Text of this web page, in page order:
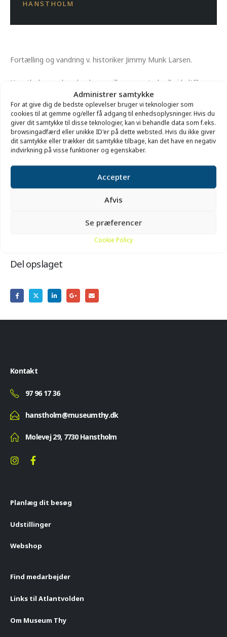
Administrer samtykke
For at give dig de bedste oplevelser bruger vi teknologier som
cookies til at gemme og/eller få adgang til enhedsoplysninger. Hvis du
giver dit samtykke til disse teknologier, kan vi behandle data som f.eks.
browsingadfærd eller unikke ID'er på dette websted. Hvis du ikke giver
dit samtykke eller trækker dit samtykke tilbage, kan det have en negativ
indvirkning på visse funktioner og egenskaber.
Accepter
Afvis
Se præferencer
Cookie Policy
HANSTHOLM
Fortælling og vandring v. historiker Jimmy Munk Larsen.
Hanstholm og dens bunkere spiller en central rolle i kultfilmen
”Olsen-Banden i Jylland” fra 1971. Vi tager på en rundtur til de
steder inden for bygrænsen, som optræder i filmen, og byder
på anekdoter fra både foran og bag kameraet.
Turen er på cirka 3,5 km, delvis på skovstier.
Mødested:Under den store kanon foran Bunkermuseum
Del opslaget
Kontakt
97 96 17 36
hanstholm@museumthy.dk
Molevej 29, 7730 Hanstholm
Planlæg dit besøg
Udstillinger
Webshop
Find medarbejder
Links til Atlantvolden
Om Museum Thy